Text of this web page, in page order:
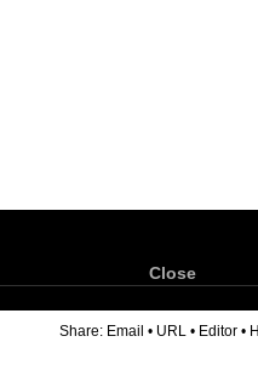
Close
Share: Email • URL • Editor •